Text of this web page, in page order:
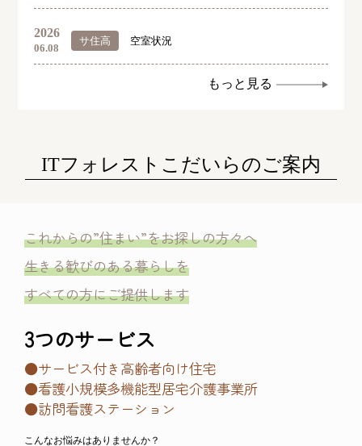
2026
06.08
サ住高 空室状況
もっと見る
ITフォレストこだいらのご案内
これからの”住まい”をお探しの方々へ
生きる歓びのある暮らしを
すべての方にご提供します
3つのサービス
●サービス付き高齢者向け住宅
●看護小規模多機能型居宅介護事業所
●訪問看護ステーション
こんなお悩みはありませんか？